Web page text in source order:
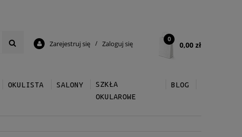
0,00 zł
0
Zarejestruj się / Zaloguj się
OKULISTA SALONY
SZKŁA
OKULAROWE
BLOG